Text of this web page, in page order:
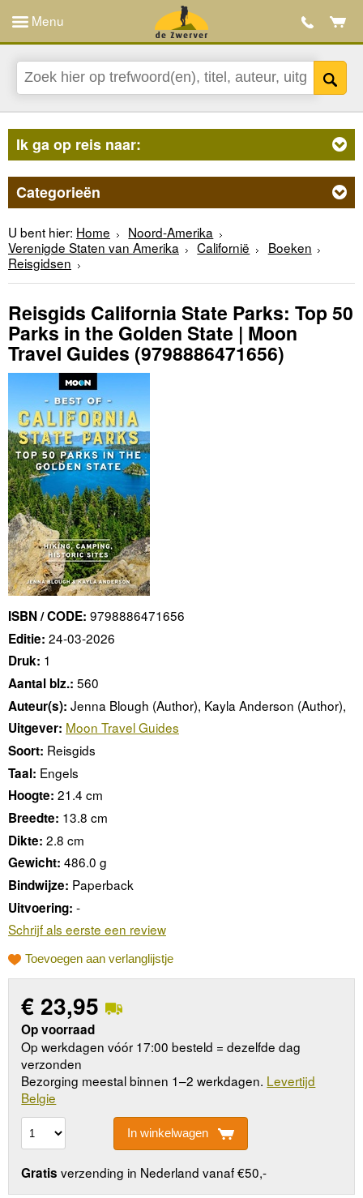
Menu
Ik ga op reis naar:
Categorieën
U bent hier: Home
Noord-Amerika
Verenigde Staten van Amerika
Californië
Boeken
Reisgidsen
Reisgids California State Parks: Top 50
Parks in the Golden State | Moon
Travel Guides (9798886471656)
ISBN / CODE: 9798886471656
Editie: 24-03-2026
Druk: 1
Aantal blz.: 560
Auteur(s): Jenna Blough (Author), Kayla Anderson (Author),
Uitgever: Moon Travel Guides
Soort: Reisgids
Taal: Engels
Hoogte: 21.4 cm
Breedte: 13.8 cm
Dikte: 2.8 cm
Gewicht: 486.0 g
Bindwijze: Paperback
Uitvoering: -
Schrijf als eerste een review
Toevoegen aan verlanglijstje
€ 23,95
Op voorraad
Op werkdagen vóór 17:00 besteld = dezelfde dag
verzonden
Bezorging meestal binnen 1–2 werkdagen. Levertijd
Belgie
In winkelwagen
Gratis verzending in Nederland vanaf €50,-